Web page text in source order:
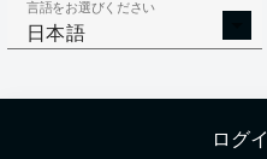
言語をお選びください
日本語
ログ